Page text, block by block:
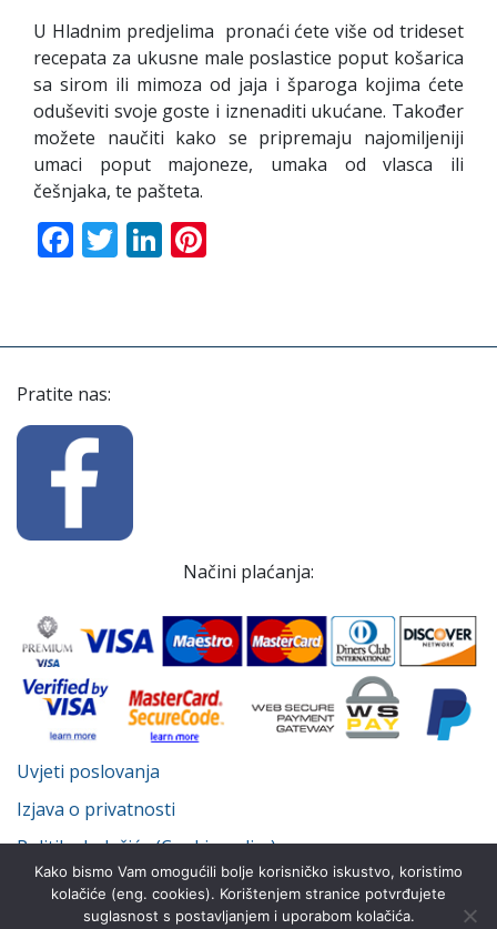
U Hladnim predjelima pronaći ćete više od trideset
recepata za ukusne male poslastice poput košarica
sa sirom ili mimoza od jaja i šparoga kojima ćete
oduševiti svoje goste i iznenaditi ukućane. Također
možete naučiti kako se pripremaju najomiljeniji
umaci poput majoneze, umaka od vlasca ili
češnjaka, te pašteta.
Facebook
TwitterLinkedIn
Pratite nas:
Načini plaćanja:
Uvjeti poslovanja
Izjava o privatnosti
Politika kolačića (Cookie policy)
Kako bismo Vam omogućili bolje korisničko iskustvo, koristimo
kolačiće (eng. cookies). Korištenjem stranice potvrđujete
suglasnost s postavljanjem i uporabom kolačića.